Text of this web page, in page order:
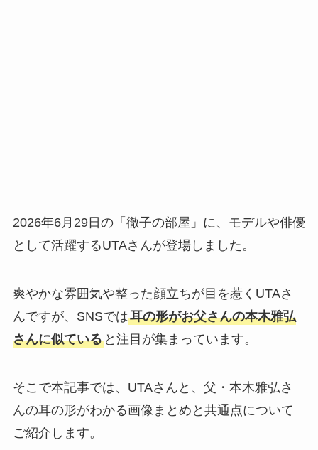
2026年6月29日の「徹子の部屋」に、モデルや俳優
として活躍するUTAさんが登場しました。
爽やかな雰囲気や整った顔立ちが目を惹くUTAさ
んですが、SNSでは耳の形がお父さんの本木雅弘
さんに似ていると注目が集まっています。
そこで本記事では、UTAさんと、父・本木雅弘さ
んの耳の形がわかる画像まとめと共通点について
ご紹介します。